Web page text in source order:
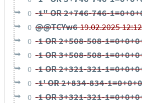
0 -1" OR 2+746-746-
0 @@TCYw619.02.2025
0 -1 OR 2+508-508-
0 -1 OR 3+508-508-
0 -1 OR 2+321-321-
0 -1' OR 2+834-834-
0 -1 OR 3+321-321-